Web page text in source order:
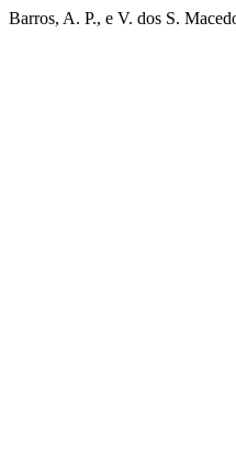
Barros, A. P., e V. dos S.